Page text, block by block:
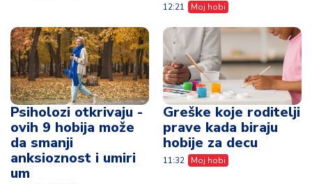
12:21 Moj hobi
Psiholozi otkrivaju -
ovih 9 hobija može
da smanji
anksioznost i umiri
um
Greške koje roditelji
prave kada biraju
hobije za decu
11:32 Moj hobi